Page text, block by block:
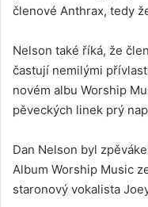
členové Anthrax, tedy
Nelson také říká, že
častují nemilými
novém albu Worship
pěveckých linek prý
Dan Nelson byl
Album Worship Music
staronový vokalista